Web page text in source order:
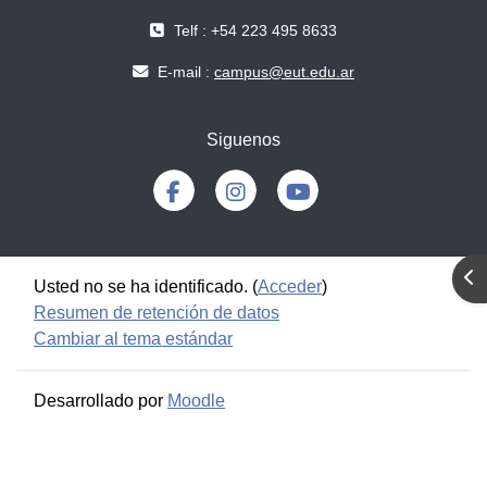
Telf : +54 223 495 8633
E-mail : campus@eut.edu.ar
Siguenos
Usted no se ha identificado. (Acceder)
Resumen de retención de datos
Cambiar al tema estándar
Desarrollado por Moodle